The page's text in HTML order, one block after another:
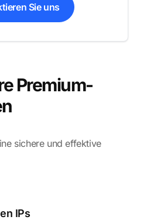
Sie uns
Premium-
sichere und effektive
IPs